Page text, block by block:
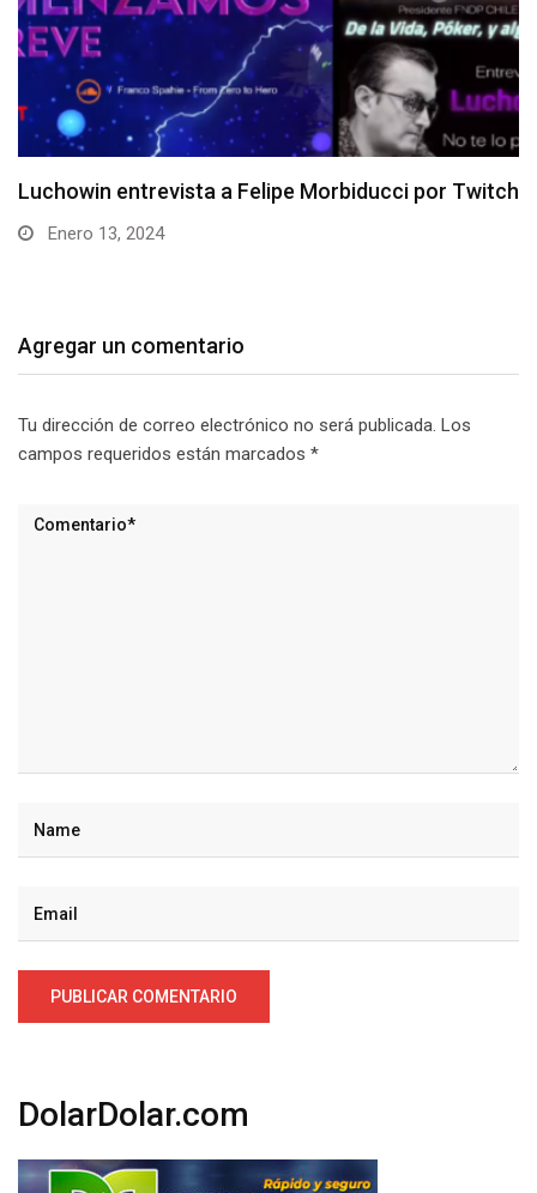
Entrevista a Roberto “xstardownx” Flández
Diciembre 11, 2023
Agregar un comentario
Tu dirección de correo electrónico no será publicada. Los
campos requeridos están marcados *
DolarDolar.com